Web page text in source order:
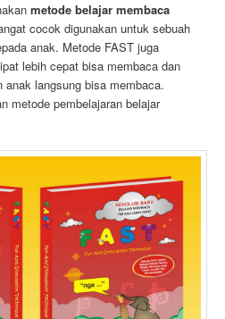
metode belajar membaca
cocok digunakan untuk sebuah
anak. Metode FAST juga
lebih cepat bisa membaca dan
langsung bisa membaca.
metode pembelajaran belajar